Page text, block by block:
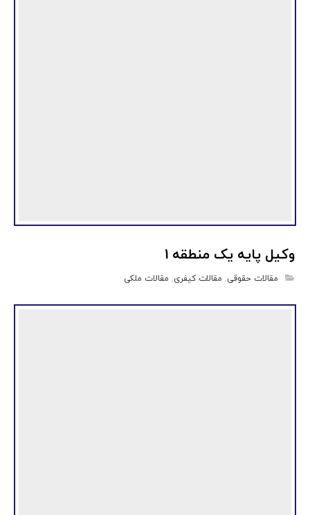
وکیل پایه یک منطقه 1
مقالات حقوقی, مقالات کیفری, مقالات ملکی